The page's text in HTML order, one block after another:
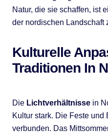
Natur, die sie schaffen, ist
der nordischen Landschaft
Kulturelle
Traditionen In
Die Lichtverhältnissein
Kultur stark. Die Feste und
verbunden. Das